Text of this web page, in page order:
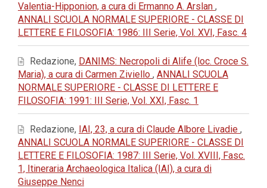
Valentia-Hipponion, a cura di Ermanno A. Arslan ,
ANNALI SCUOLA NORMALE SUPERIORE - CLASSE DI
LETTERE E FILOSOFIA: 1986: III Serie, Vol. XVI, Fasc. 4
Redazione, DANIMS: Necropoli di Alife (loc. Croce S.
Maria), a cura di Carmen Ziviello , ANNALI SCUOLA
NORMALE SUPERIORE - CLASSE DI LETTERE E
FILOSOFIA: 1991: III Serie, Vol. XXI, Fasc. 1
Redazione, IAI, 23, a cura di Claude Albore Livadie ,
ANNALI SCUOLA NORMALE SUPERIORE - CLASSE DI
LETTERE E FILOSOFIA: 1987: III Serie, Vol. XVIII, Fasc.
1, Itineraria Archaeologica Italica (IAI), a cura di
Giuseppe Nenci